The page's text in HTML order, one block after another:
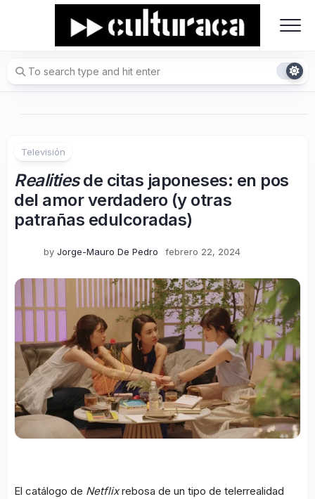
Televisión
Realitiesde citas japoneses: en pos
del amor verdadero (y otras
patrañas edulcoradas)
by Jorge-Mauro De Pedro febrero 22, 2024
El catálogo de Netflixrebosa de un tipo de telerrealidad